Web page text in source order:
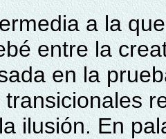
a la
entre la
en la
ilusión. En